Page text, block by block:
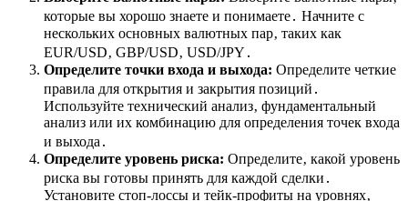
которые вы хорошо знаете и понимаете․ Начните с
нескольких основных валютных пар‚ таких как
EUR/USD‚ GBP/USD‚ USD/JPY․
Определите точки входа и выхода: Определите четкие
правила для открытия и закрытия позиций․
Используйте технический анализ‚ фундаментальный
анализ или их комбинацию для определения точек входа
и выхода․
Определите уровень риска: Определите‚ какой уровень
риска вы готовы принять для каждой сделки․
Установите стоп-лоссы и тейк-профиты на уровнях‚